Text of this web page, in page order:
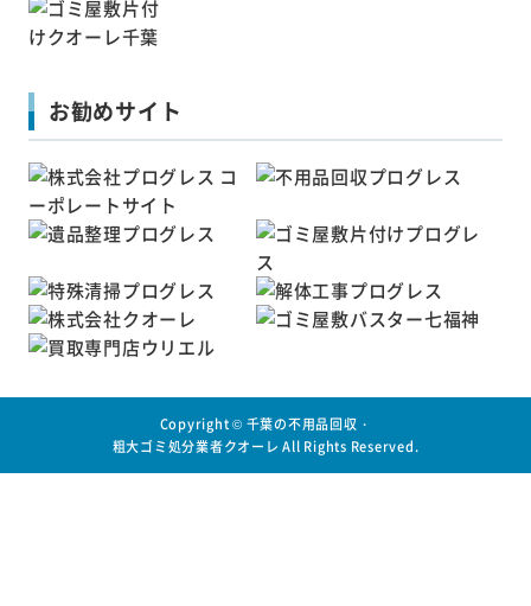
お勧めサイト
Copyright © 千葉の不用品回収・
粗大ゴミ処分業者クオーレ All Rights Reserved.